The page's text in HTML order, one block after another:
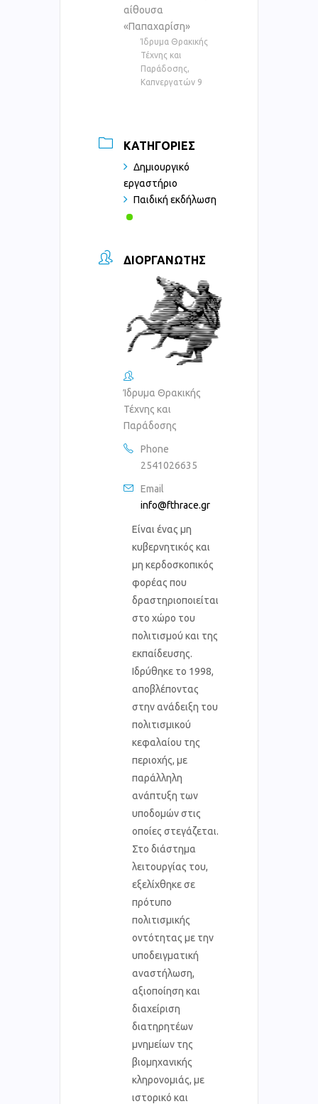
αίθουσα
«Παπαχαρίση»
Ίδρυμα Θρακικής
Τέχνης και
Παράδοσης,
Καπνεργατών 9
ΚΑΤΗΓΟΡΊΕΣ
Δημιουργικό
εργαστήριο
Παιδική εκδήλωση
ΔΙΟΡΓΑΝΩΤΉΣ
Ίδρυμα Θρακικής
Τέχνης και
Παράδοσης
Phone
2541026635
Email
info@fthrace.gr
Είναι ένας μη
κυβερνητικός και
μη κερδοσκοπικός
φορέας που
δραστηριοποιείται
στο χώρο του
πολιτισμού και της
εκπαίδευσης.
Ιδρύθηκε το 1998,
αποβλέποντας
στην ανάδειξη του
πολιτισμικού
κεφαλαίου της
περιοχής, με
παράλληλη
ανάπτυξη των
υποδομών στις
οποίες στεγάζεται.
Στο διάστημα
λειτουργίας του,
εξελίχθηκε σε
πρότυπο
πολιτισμικής
οντότητας με την
υποδειγματική
αναστήλωση,
αξιοποίηση και
διαχείριση
διατηρητέων
μνημείων της
βιομηχανικής
κληρονομιάς, με
ιστορικό και